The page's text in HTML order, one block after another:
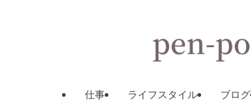
仕事 ライフスタイル ブログ